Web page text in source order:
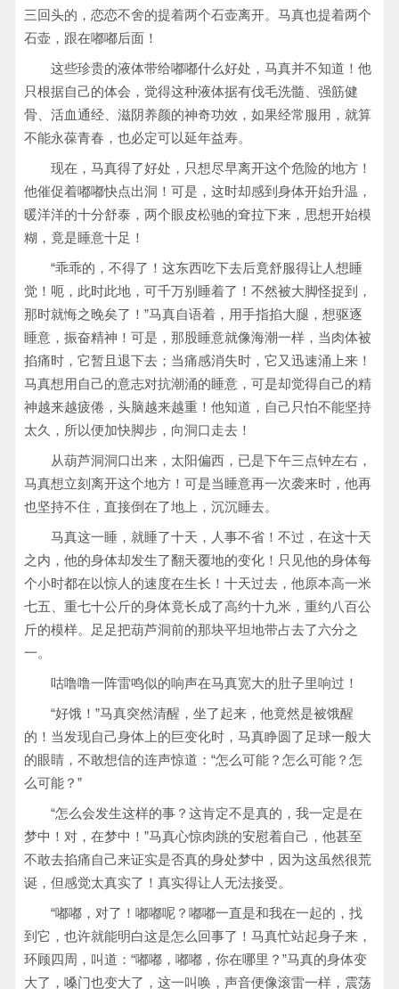
三回头的，恋恋不舍的提着两个石壶离开。马真也提着两个
石壶，跟在嘟嘟后面！
这些珍贵的液体带给嘟嘟什么好处，马真并不知道！他
只根据自己的体会，觉得这种液体据有伐毛洗髓、强筋健
骨、活血通经、滋阴养颜的神奇功效，如果经常服用，就算
不能永葆青春，也必定可以延年益寿。
现在，马真得了好处，只想尽早离开这个危险的地方！
他催促着嘟嘟快点出洞！可是，这时却感到身体开始升温，
暖洋洋的十分舒泰，两个眼皮松驰的耷拉下来，思想开始模
糊，竟是睡意十足！
“乖乖的，不得了！这东西吃下去后竟舒服得让人想睡
觉！呃，此时此地，可千万别睡着了！不然被大脚怪捉到，
那时就悔之晚矣了！”马真自语着，用手指掐大腿，想驱逐
睡意，振奋精神！可是，那股睡意就像海潮一样，当肉体被
掐痛时，它暂且退下去；当痛感消失时，它又迅速涌上来！
马真想用自己的意志对抗潮涌的睡意，可是却觉得自己的精
神越来越疲倦，头脑越来越重！他知道，自己只怕不能坚持
太久，所以便加快脚步，向洞口走去！
从葫芦洞洞口出来，太阳偏西，已是下午三点钟左右，
马真想立刻离开这个地方！可是当睡意再一次袭来时，他再
也坚持不住，直接倒在了地上，沉沉睡去。
马真这一睡，就睡了十天，人事不省！不过，在这十天
之内，他的身体却发生了翻天覆地的变化！只见他的身体每
个小时都在以惊人的速度在生长！十天过去，他原本高一米
七五、重七十公斤的身体竟长成了高约十九米，重约八百公
斤的模样。足足把葫芦洞前的那块平坦地带占去了六分之
一。
咕噜噜一阵雷鸣似的响声在马真宽大的肚子里响过！
“好饿！”马真突然清醒，坐了起来，他竟然是被饿醒
的！当发现自己身体上的巨变化时，马真睁圆了足球一般大
的眼睛，不敢想信的连声惊道：“怎么可能？怎么可能？怎
么可能？”
“怎么会发生这样的事？这肯定不是真的，我一定是在
梦中！对，在梦中！”马真心惊肉跳的安慰着自己，他甚至
不敢去掐痛自己来证实是否真的身处梦中，因为这虽然很荒
诞，但感觉太真实了！真实得让人无法接受。
“嘟嘟，对了！嘟嘟呢？嘟嘟一直是和我在一起的，找
到它，也许就能明白这是怎么回事了！马真忙站起身子来，
环顾四周，叫道：“嘟嘟，嘟嘟，你在哪里？”马真的身体变
大了，嗓门也变大了，这一叫唤，声音便像滚雷一样，震荡